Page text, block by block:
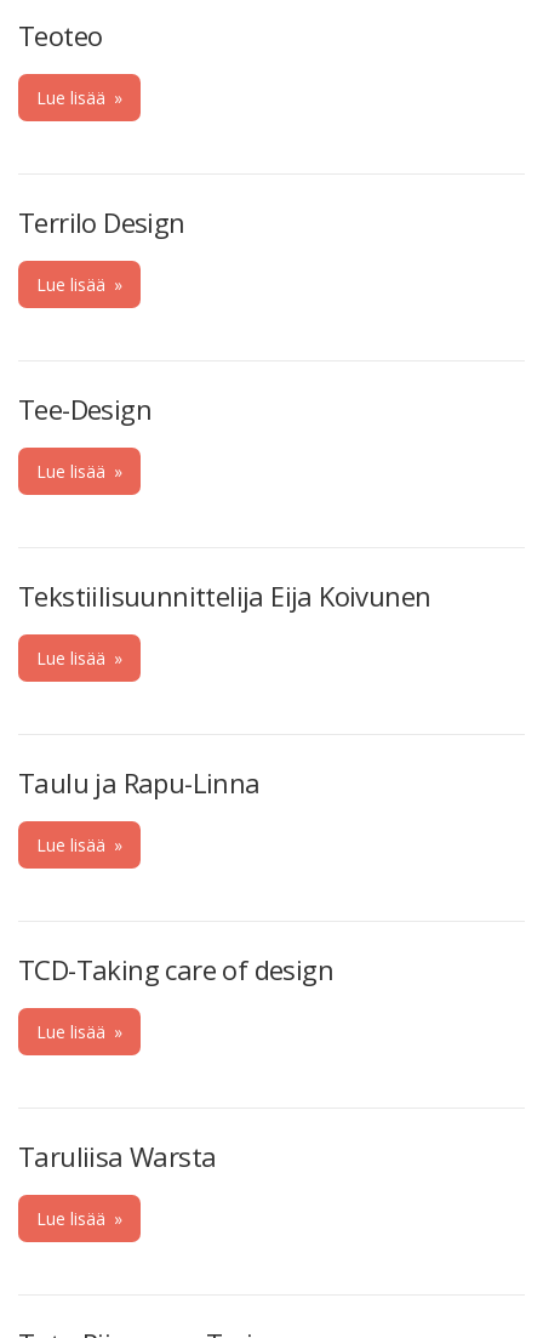
Teoteo
Lue lisää »
Terrilo Design
Lue lisää »
Tee-Design
Lue lisää »
Tekstiilisuunnittelija Eija Koivunen
Lue lisää »
Taulu ja Rapu-Linna
Lue lisää »
TCD-Taking care of design
Lue lisää »
Taruliisa Warsta
Lue lisää »